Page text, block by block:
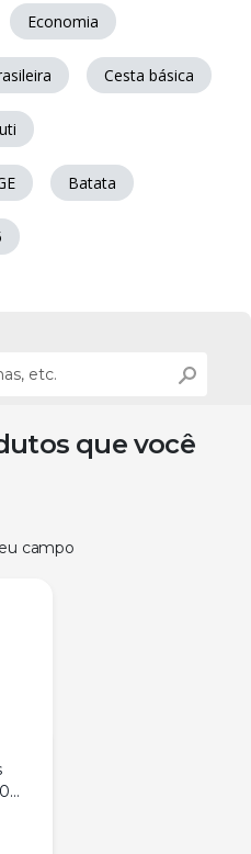
Economia
Cesta básica
Batata
que você
campo